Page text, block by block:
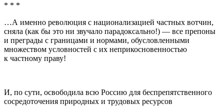
* * *
…А именно революция с национализацией частных вотчин,
сняла (как бы это ни звучало парадоксально!) — все препоны
и преграды с границами и нормами, обусловленными
множеством условностей с их неприкосновенностью
к частному праву!
И, по сути, освободила всю Россию для беспрепятственного
сосредоточения природных и трудовых ресурсов